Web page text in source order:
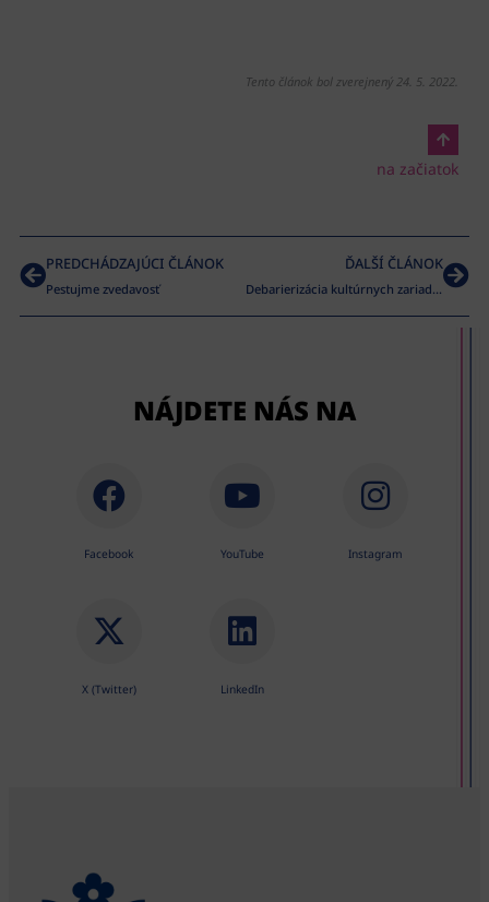
Tento článok bol zverejnený 24. 5. 2022.
na začiatok
PREDCHÁDZAJÚCI ČLÁNOK
Pestujme zvedavosť
ĎALŠÍ ČLÁNOK
Debarierizácia kultúrnych zariadení
NÁJDETE NÁS NA
Facebook YouTube Instagram
X (Twitter) LinkedIn